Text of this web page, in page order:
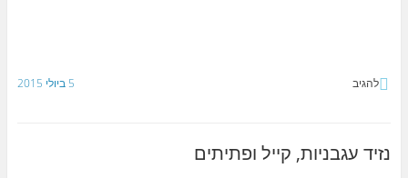
5 ביולי 2015 להגיב
נזיד עגבניות, קייל ופתיתים